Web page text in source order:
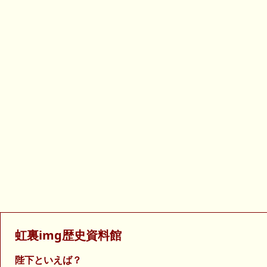
虹裏img歴史資料館
陛下といえば？